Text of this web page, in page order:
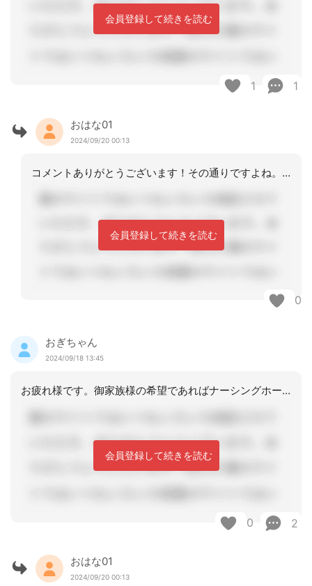
会員登録して続きを読む
1 1
おはな01
2024/09/20 00:13
コメントありがとうございます！その通りですよね。そこまでの細やかな説明、私にはで
会員登録して続きを読む
0
おぎちゃん
2024/09/18 13:45
お疲れ様です。御家族様の希望であればナーシングホームの利用も考慮してよいとはおも
会員登録して続きを読む
0 2
おはな01
2024/09/20 00:13